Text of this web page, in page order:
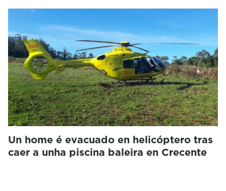
Un home é evacuado en helicóptero tras
caer a unha piscina baleira en Crecente